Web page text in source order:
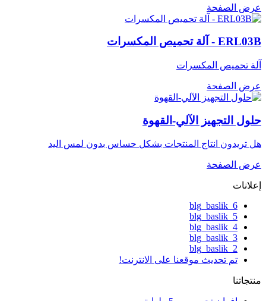
عرض الصفحة
ERL03B - آلة تحميص المكسرات
آلة تحميص المكسرات
عرض الصفحة
حلول التجهيز الآلي-القهوة
هل تريدون انتاج المنتجات بشكل حساس بدون لمس اليد
عرض الصفحة
إعلانات
blg_baslik_6
blg_baslik_5
blg_baslik_4
blg_baslik_3
blg_baslik_2
تم تحديث موقعنا على الانترنت!
منتجاتنا